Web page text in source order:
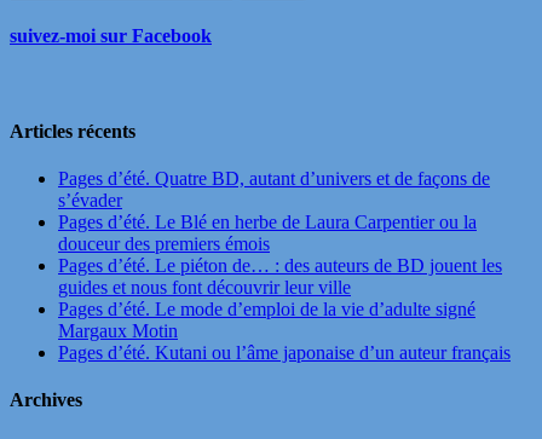
suivez-moi sur Facebook
Articles récents
Pages d’été. Quatre BD, autant d’univers et de façons de
s’évader
Pages d’été. Le Blé en herbe de Laura Carpentier ou la
douceur des premiers émois
Pages d’été. Le piéton de… : des auteurs de BD jouent les
guides et nous font découvrir leur ville
Pages d’été. Le mode d’emploi de la vie d’adulte signé
Margaux Motin
Pages d’été. Kutani ou l’âme japonaise d’un auteur français
Archives